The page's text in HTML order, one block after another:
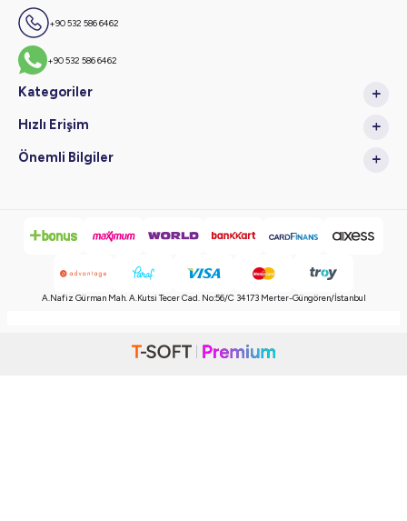
+90 532 586 6462
+90 532 586 6462
Kategoriler
Hızlı Erişim
Önemli Bilgiler
A.Nafiz Gürman Mah. A.Kutsi Tecer Cad. No:56/C 34173 Merter-Güngören/İstanbul